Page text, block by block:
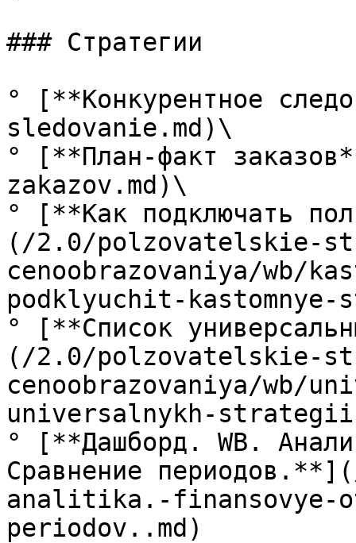
### Стратегии
° [**Конкурентное
sledovanie.md)\
° [**План-факт
zakazov.md)\
° [**Как подключать
(/2.0/polzovatelskie-
cenoobrazovaniya/wb/
podklyuchit-
° [**Список
(/2.0/polzovatelskie-
cenoobrazovaniya/wb/
universalnykh-
° [**Дашборд. WB.
Сравнение
analitika.-finansovye-
periodov..md)